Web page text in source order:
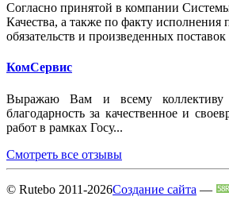
Согласно принятой в компании
Качества, а также по факту
обязательств и произведенных
КомСервис
Выражаю Вам и всему
благодарность за качественное и
работ в рамках Госу...
Смотреть все отзывы
© Rutebo 2011-2026Создание сайта —